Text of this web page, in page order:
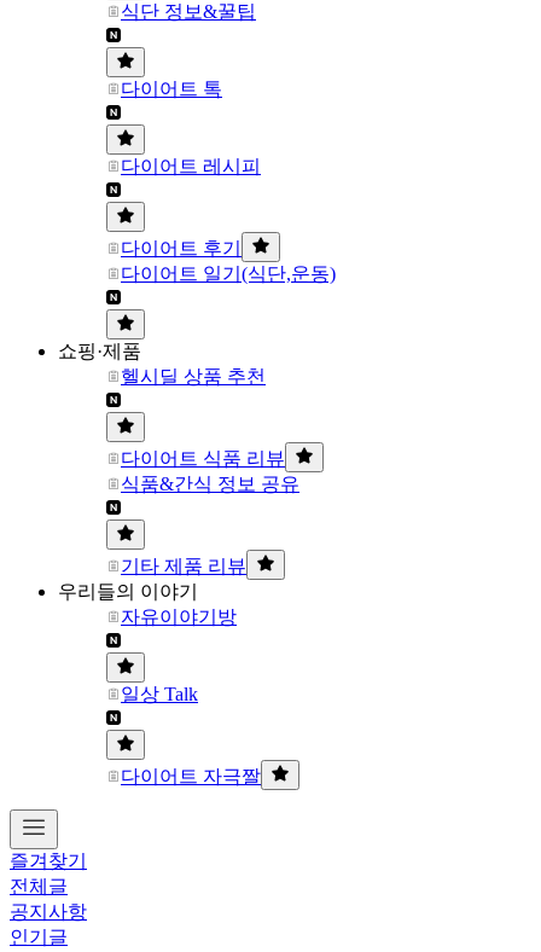
식단 정보&꿀팁
다이어트 톡
다이어트 레시피
다이어트 후기
다이어트 일기(식단,운동)
쇼핑·제품
헬시딜 상품 추천
다이어트 식품 리뷰
식품&간식 정보 공유
기타 제품 리뷰
우리들의 이야기
자유이야기방
일상 Talk
다이어트 자극짤
즐겨찾기
전체글
공지사항
인기글